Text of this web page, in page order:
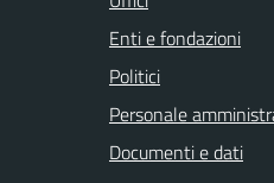
Enti e fondazioni
Politici
Personale
Documenti e dati